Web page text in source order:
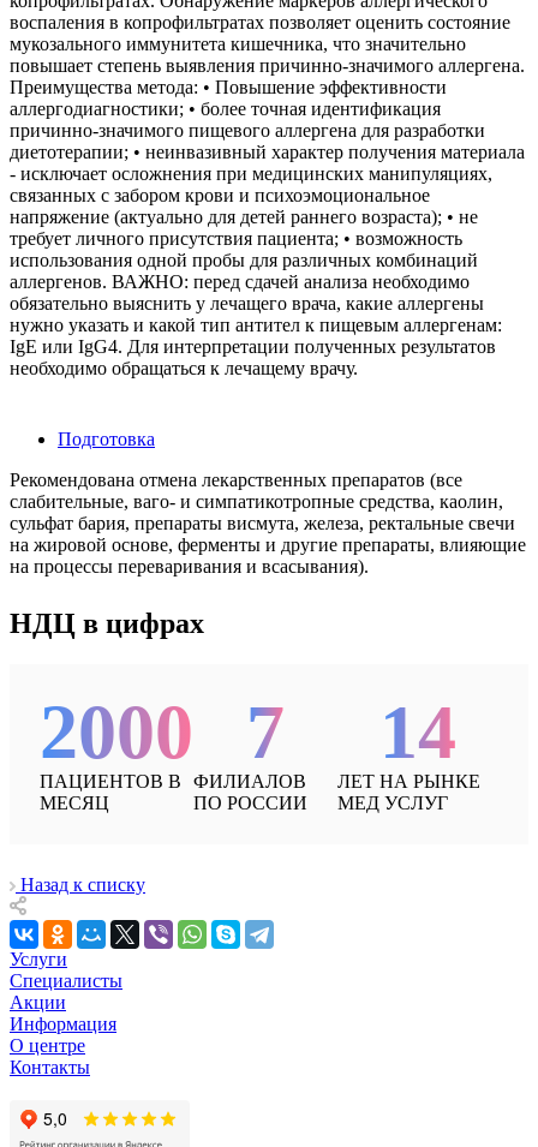
воспаления в копрофильтратах позволяет оценить состояние
мукозального иммунитета кишечника, что значительно
повышает степень выявления причинно-значимого аллергена.
Преимущества метода: • Повышение эффективности
аллергодиагностики; • более точная идентификация
причинно-значимого пищевого аллергена для разработки
диетотерапии; • неинвазивный характер получения материала
- исключает осложнения при медицинских манипуляциях,
связанных с забором крови и психоэмоциональное
напряжение (актуально для детей раннего возраста); • не
требует личного присутствия пациента; • возможность
использования одной пробы для различных комбинаций
аллергенов. ВАЖНО: перед сдачей анализа необходимо
обязательно выяснить у лечащего врача, какие аллергены
нужно указать и какой тип антител к пищевым аллергенам:
IgE или IgG4. Для интерпретации полученных результатов
необходимо обращаться к лечащему врачу.
Подготовка
Рекомендована отмена лекарственных препаратов (все
слабительные, ваго- и симпатикотропные средства, каолин,
сульфат бария, препараты висмута, железа, ректальные свечи
на жировой основе, ферменты и другие препараты, влияющие
на процессы переваривания и всасывания).
НДЦ в цифрах
2000
ПАЦИЕНТОВ В
МЕСЯЦ
7
ФИЛИАЛОВ
ПО РОССИИ
14
ЛЕТ НА РЫНКЕ
МЕД УСЛУГ
Назад к списку
Услуги
Специалисты
Акции
Информация
О центре
Контакты